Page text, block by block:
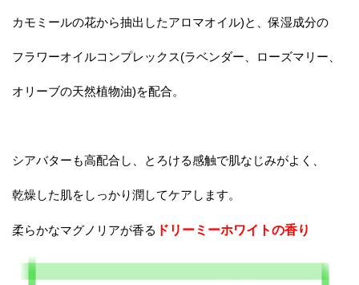
カモミールの花から抽出したアロマオイル)と、保湿成分の
フラワーオイルコンプレックス(ラベンダー、ローズマリー、
オリーブの天然植物油)を配合。
シアバターも高配合し、とろける感触で肌なじみがよく、
乾燥した肌をしっかり潤してケアします。
柔らかなマグノリアが香る ドリーミーホワイトの香り